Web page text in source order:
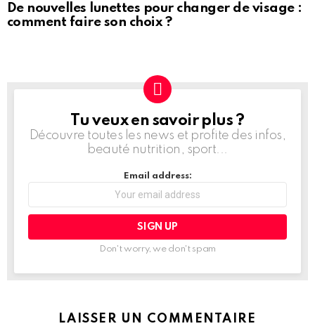
De nouvelles lunettes pour changer de visage :
comment faire son choix ?
NEWSLETTER
Tu veux en savoir plus ?
Découvre toutes les news et profite des infos,
beauté nutrition, sport...
Email address:
Don't worry, we don't spam
LAISSER UN COMMENTAIRE